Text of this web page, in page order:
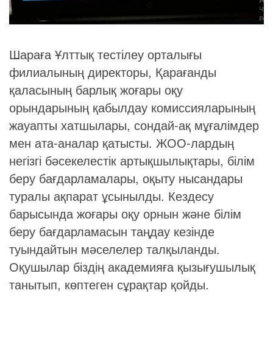
Шараға Ұлттық тестілеу орталығы
филиалының директоры, Қарағанды
қаласының барлық жоғары оқу
орындарының қабылдау комиссияларының
жауапты хатшылары, сондай-ақ мұғалімдер
мен ата-аналар қатысты. ЖОО-лардың
негізгі бәсекелестік артықшылықтары, білім
беру бағдарламалары, оқыту нысандары
туралы ақпарат ұсынылды. Кездесу
барысында жоғары оқу орнын және білім
беру бағдарламасын таңдау кезінде
туындайтын мәселелер талқыланды.
Оқушылар біздің академияға қызығушылық
танытып, көптеген сұрақтар қойды.